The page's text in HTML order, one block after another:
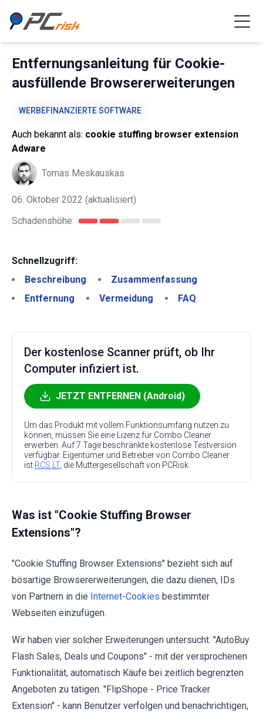
Entfernungsanleitung für Cookie-
ausfüllende Browsererweiterungen
WERBEFINANZIERTE SOFTWARE
Auch bekannt als: cookie stuffing browser extension
Adware
Tomas Meskauskas
06. Oktober 2022 (aktualisiert)
Schadenshöhe:
Schnellzugriff:
Beschreibung
Zusammenfassung
Entfernung
Vermeidung FAQ
Der kostenlose Scanner prüft, ob Ihr
Computer infiziert ist.
JETZT ENTFERNEN (Android)
Um das Produkt mit vollem Funktionsumfang nutzen zu
können, müssen Sie eine Lizenz für Combo Cleaner
erwerben. Auf 7 Tage beschränkte kostenlose Testversion
verfügbar. Eigentümer und Betreiber von Combo Cleaner
ist RCS LT, die Muttergesellschaft von PCRisk.
Was ist "Cookie Stuffing Browser
Extensions"?
"Cookie Stuffing Browser Extensions" bezieht sich auf
bösartige Browsererweiterungen, die dazu dienen, IDs
von Partnern in die Internet-Cookies bestimmter
Webseiten einzufügen.
Wir haben vier solcher Erweiterungen untersucht. "AutoBuy
Flash Sales, Deals und Coupons" - mit der versprochenen
Funktionalität, automatisch Käufe bei zeitlich begrenzten
Angeboten zu tätigen. "FlipShope - Price Tracker
Extension" - kann Benutzer verfolgen und benachrichtigen,